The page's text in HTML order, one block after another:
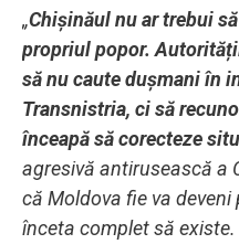
„Chișinăul nu ar trebui
propriul popor.
să nu caute dușmani în
Transnistria, ci să
înceapă să corecteze
agresivă antirusească a
că Moldova fie va
înceta complet să